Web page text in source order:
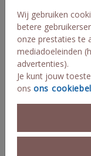
Wij gebruiken
betere
onze prestaties te
mediadoeleinden
advertenties).
Je kunt jouw
ons ons